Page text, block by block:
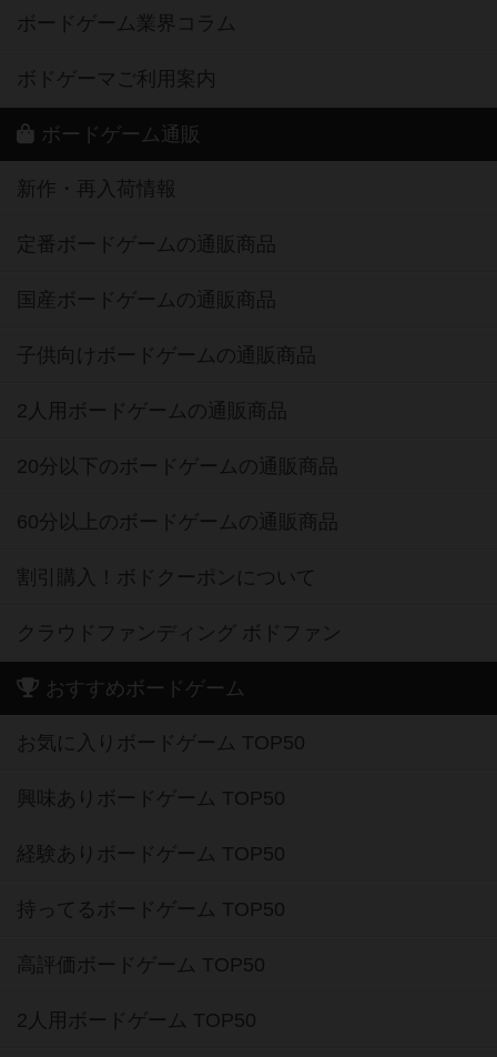
ボードゲーム業界コラム
ボドゲーマご利用案内
ボードゲーム通販
新作・再入荷情報
定番ボードゲームの通販商品
国産ボードゲームの通販商品
子供向けボードゲームの通販商品
2人用ボードゲームの通販商品
20分以下のボードゲームの通販商品
60分以上のボードゲームの通販商品
割引購入！ボドクーポンについて
クラウドファンディング ボドファン
おすすめボードゲーム
お気に入りボードゲーム TOP50
興味ありボードゲーム TOP50
経験ありボードゲーム TOP50
持ってるボードゲーム TOP50
高評価ボードゲーム TOP50
2人用ボードゲーム TOP50